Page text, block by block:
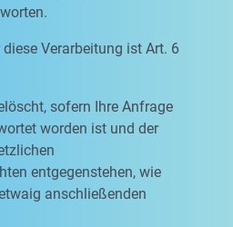
Verarbeitung ist Art. 6
sofern Ihre Anfrage
worden ist und der
entgegenstehen, wie
anschließenden